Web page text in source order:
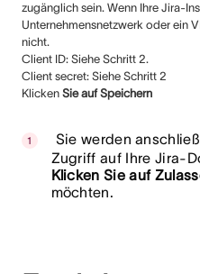
zugänglich sein. Wenn Ihre Jira-
Unternehmensnetzwerk oder ein
nicht.
Client ID: Siehe Schritt 2.
Client secret: Siehe Schritt 2
Klicken Sie auf Speichern
Sie werden
Zugriff auf Ihre Jira-
Klicken Sie auf
möchten.